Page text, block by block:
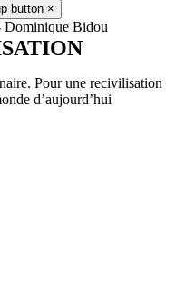
×
Pour une recivilisation
d’aujourd’hui